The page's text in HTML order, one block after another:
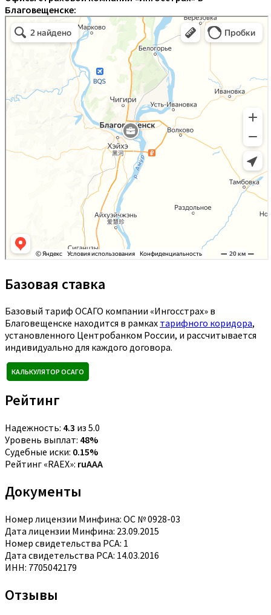
Благовещенске:
Базовая ставка
Базовый тариф ОСАГО компании «Ингосстрах» в
Благовещенске находится в рамках тарифного коридора,
установленного Центробанком России, и рассчитывается
индивидуально для каждого договора.
КАЛЬКУЛЯТОР ОСАГО
Рейтинг
Надежность: 4.3 из 5.0
Уровень выплат: 48%
Судебные иски: 0.15%
Рейтинг «RAEX»: ruAAA
Документы
Номер лицензии Минфина: ОС № 0928-03
Дата лицензии Минфина: 23.09.2015
Номер свидетельства РСА: 1
Дата свидетельства РСА: 14.03.2016
ИНН: 7705042179
Отзывы